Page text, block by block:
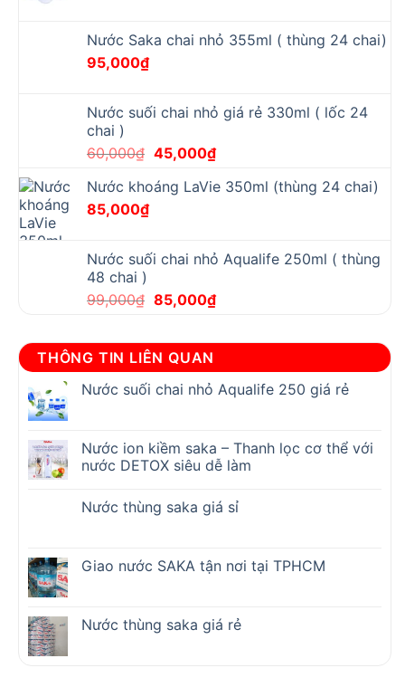
Nước Saka chai nhỏ 355ml ( thùng 24 chai)
95,000₫
Nước suối chai nhỏ giá rẻ 330ml ( lốc 24
chai )
60,000₫ Original
was:
45,000₫Current
is:
Nước khoáng LaVie 350ml (thùng 24 chai)
85,000₫
Nước suối chai nhỏ Aqualife 250ml ( thùng
48 chai )
99,000₫ Original
99,000₫.
85,000₫Current
THÔNG TIN LIÊN QUAN
Nước suối chai nhỏ Aqualife 250 giá rẻ
Nước ion kiềm saka – Thanh lọc cơ thể với
nước DETOX siêu dễ làm
Nước thùng saka giá sỉ
Giao nước SAKA tận nơi tại TPHCM
Nước thùng saka giá rẻ